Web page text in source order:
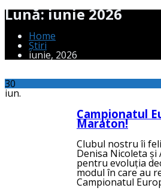
Lună:iunie 2026
Home
Știri
iunie, 2026
30
iun.
Campionatul
Maraton!
Clubul nostru îi
Denisa Nicoleta și
pentru evoluția
modul în care au
Campionatul